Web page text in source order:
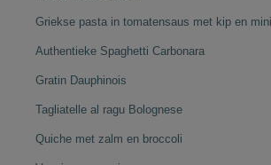
Griekse pasta in tomatensaus met kip en
Authentieke Spaghetti Carbonara
Gratin Dauphinois
Tagliatelle al ragu Bolognese
Quiche met zalm en broccoli